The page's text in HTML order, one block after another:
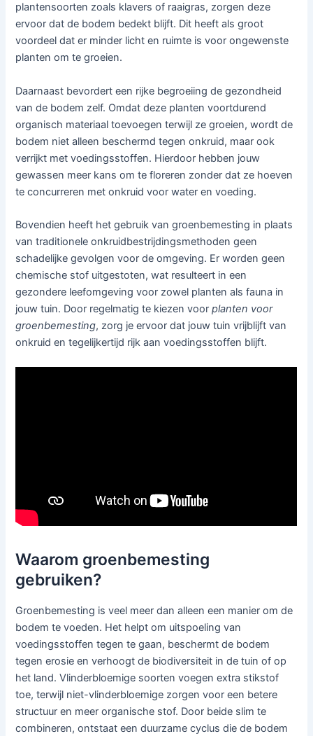
plantensoorten zoals klavers of raaigras, zorgen deze
ervoor dat de bodem bedekt blijft. Dit heeft als groot
voordeel dat er minder licht en ruimte is voor ongewenste
planten om te groeien.
Daarnaast bevordert een rijke begroeiing de gezondheid
van de bodem zelf. Omdat deze planten voortdurend
organisch materiaal toevoegen terwijl ze groeien, wordt de
bodem niet alleen beschermd tegen onkruid, maar ook
verrijkt met voedingsstoffen. Hierdoor hebben jouw
gewassen meer kans om te floreren zonder dat ze hoeven
te concurreren met onkruid voor water en voeding.
Bovendien heeft het gebruik van groenbemesting in plaats
van traditionele onkruidbestrijdingsmethoden geen
schadelijke gevolgen voor de omgeving. Er worden geen
chemische stof uitgestoten, wat resulteert in een
gezondere leefomgeving voor zowel planten als fauna in
jouw tuin. Door regelmatig te kiezen voorplanten voor
groenbemesting, zorg je ervoor dat jouw tuin vrijblijft van
onkruid en tegelijkertijd rijk aan voedingsstoffen blijft.
Waarom groenbemesting
gebruiken?
Groenbemesting is veel meer dan alleen een manier om de
bodem te voeden. Het helpt om uitspoeling van
voedingsstoffen tegen te gaan, beschermt de bodem
tegen erosie en verhoogt de biodiversiteit in de tuin of op
het land. Vlinderbloemige soorten voegen extra stikstof
toe, terwijl niet-vlinderbloemige zorgen voor een betere
structuur en meer organische stof. Door beide slim te
combineren, ontstaat een duurzame cyclus die de bodem